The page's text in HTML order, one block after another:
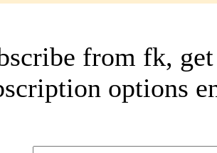
from fk,
options